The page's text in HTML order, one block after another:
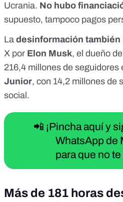
Ucrania. No hubo
supuesto, tampoco pagos
La desinformación también
X por Elon Musk, el dueño
216,4 millones de seguidores
Junior, con 14,2 millones de
social.
📲 ¡Pincha aquí y
WhatsApp de
para que no
Más de 181 horas